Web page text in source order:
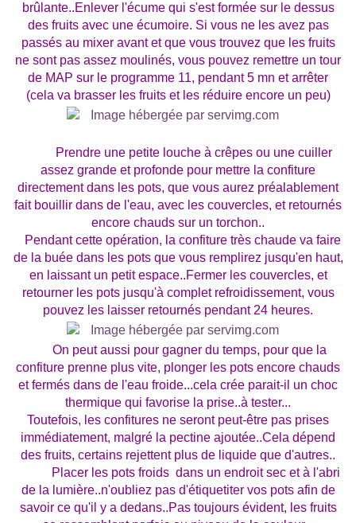
brûlante..Enlever l'écume qui s'est formée sur le dessus
des fruits avec une écumoire. Si vous ne les avez pas
passés au mixer avant et que vous trouvez que les fruits
ne sont pas assez moulinés, vous pouvez remettre un tour
de MAP sur le programme 11, pendant 5 mn et arrêter
(cela va brasser les fruits et les réduire encore un peu)
Prendre une petite louche à crêpes ou une cuiller
assez grande et profonde pour mettre la confiture
directement dans les pots, que vous aurez préalablement
fait bouillir dans de l'eau, avec les couvercles, et retournés
encore chauds sur un torchon..
Pendant cette opération, la confiture très chaude va faire
de la buée dans les pots que vous remplirez jusqu'en haut,
en laissant un petit espace..Fermer les couvercles, et
retourner les pots jusqu'à complet refroidissement, vous
pouvez les laisser retournés pendant 24 heures.
On peut aussi pour gagner du temps, pour que la
confiture prenne plus vite, plonger les pots encore chauds
et fermés dans de l'eau froide...cela crée parait-il un choc
thermique qui favorise la prise..à tester...
Toutefois, les confitures ne seront peut-être pas prises
immédiatement, malgré la pectine ajoutée..Cela dépend
des fruits, certains rejettent plus de liquide que d'autres..
Placer les pots froids dans un endroit sec et à l'abri
de la lumière..n'oubliez pas d'étiquetiter vos pots afin de
savoir ce qu'il y a dedans..Pas toujours évident, les fruits